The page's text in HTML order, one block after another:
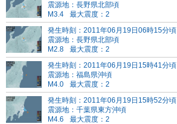
震源地：長野県北部頃
M3.4
最大震度：2
発生時刻：2011年06月19日06時15分頃
震源地：長野県北部頃
M2.8
最大震度：2
発生時刻：2011年06月19日15時41分頃
震源地：福島県沖頃
M4.0
最大震度：2
発生時刻：2011年06月19日15時52分頃
震源地：千葉県東方沖頃
M4.6
最大震度：2